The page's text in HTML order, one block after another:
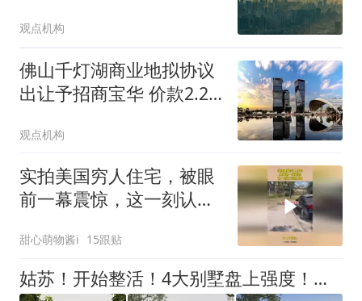
观点机构
佛山千灯湖商业地拟协议
出让予招商宝华 价款2.28
观点机构
实拍美国穷人住宅，被眼
前一幕震惊，这一刻认识
甜心萌物酱i 15跟贴
姑苏！开始整活！4大别墅盘上强度！直接火的不够卖～